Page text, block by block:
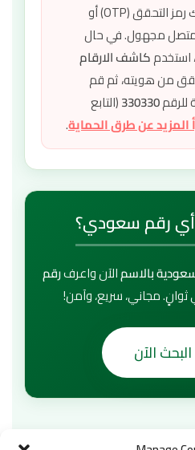
لا تشارك رمز التحقق (OTP) أو
متصل مجهول. في حال
استخدمكاشف الارقام
من هويته، ثم قم
للرقم330330(التابع
المزيد عن طرق الحماية.
رقم سعودي؟
بالاسمالآن واعرفرقم
ثوانٍ. مجاني، سريع، وآمن!
الآن